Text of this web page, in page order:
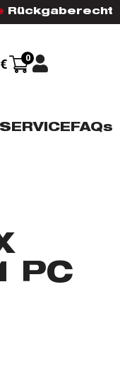
Rückgaberecht
€ 0
FAQs
PC